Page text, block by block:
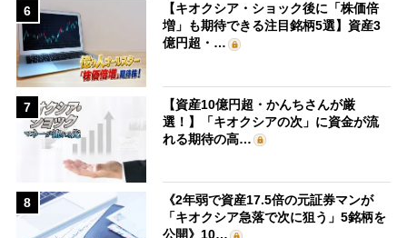
6
【キオクシア・ショック後に「株価倍
増」も期待できる注目銘柄5選】資産3
億円超・…
7
【資産10億円超・かんちさんが厳
選！】「キオクシアの次」に資金が流
れる期待の高…
8
《2年弱で資産17.5倍の元証券マンが
「キオクシア急落で次に狙う」5銘柄を
公開》10…